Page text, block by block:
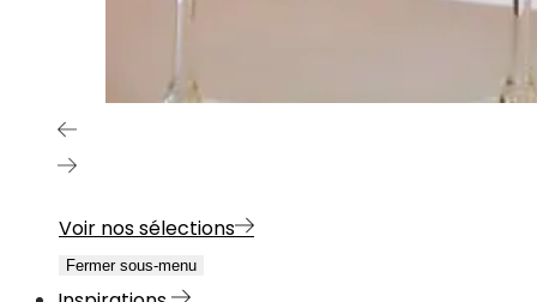
Voir nos sélections
Fermer sous-menu